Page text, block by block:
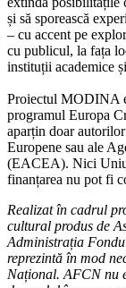
și să sporească
– cu accent pe
cu publicul, la fața
instituții academice
Proiectul MODINA
programul Europa
aparțin doar
Europene sau ale
(EACEA). Nici
finanțarea nu pot fi
Realizat în cadrul
cultural produs de
Administrația
reprezintă în mod
Național. AFCN nu